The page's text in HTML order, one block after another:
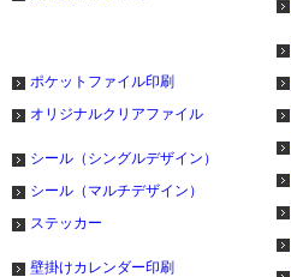
ポケットファイル印刷
オリジナルクリアファイル
シール（シングルデザイン）
シール（マルチデザイン）
ステッカー
壁掛けカレンダー印刷